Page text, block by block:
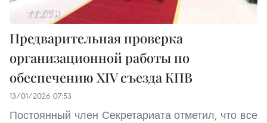
Предварительная проверка
организационной работы по
обеспечению XIV съезда КПВ
13/01/2026 07:53
Постоянный член Секретариата отметил, что все